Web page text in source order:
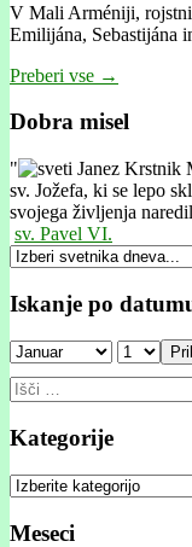
V Mali Arméniji, rojstni
Emilijána, Sebastijána
Preberi vse →
Dobra misel
"
sv. Jožefa, ki se lepo
svojega življenja
sv. Pavel VI.
Iskanje po
Išči:
Kategorije
Kategorije
Meseci